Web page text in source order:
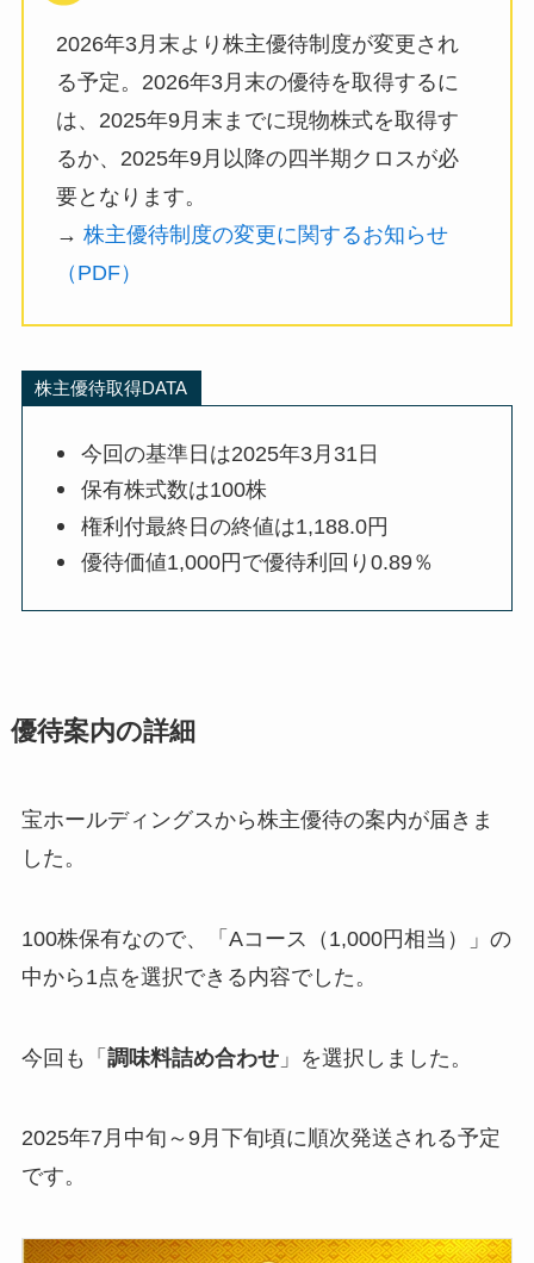
2026年3月末より株主優待制度が変更され
る予定。2026年3月末の優待を取得するに
は、2025年9月末までに現物株式を取得す
るか、2025年9月以降の四半期クロスが必
要となります。
→ 株主優待制度の変更に関するお知らせ
（PDF）
株主優待取得DATA
今回の基準日は2025年3月31日
保有株式数は100株
権利付最終日の終値は1,188.0円
優待価値1,000円で優待利回り0.89％
優待案内の詳細
宝ホールディングスから株主優待の案内が届きま
した。
100株保有なので、「Aコース（1,000円相当）」の
中から1点を選択できる内容でした。
今回も「 調味料詰め合わせ」を選択しました。
2025年7月中旬～9月下旬頃に順次発送される予定
です。​